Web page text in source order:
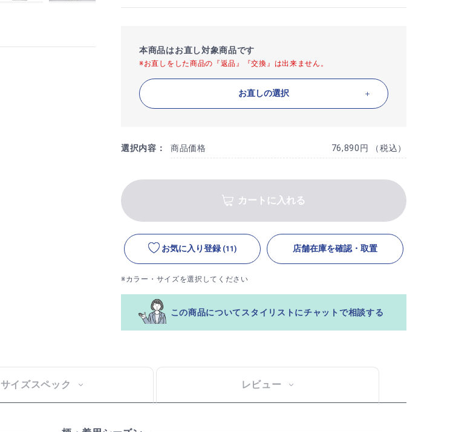
本商品はお直し対象商品です
※お直しをした商品の『返品』『交換』は出来ません。
お直しの選択
選択内容： 商品価格 76,890円 （税込）
カートに入れる
お気に入り登録 (11) 店舗在庫を確認・取置
※カラー・サイズを選択してください
この商品についてスタイリストにチャットで相談する
サイズスペック レビュー